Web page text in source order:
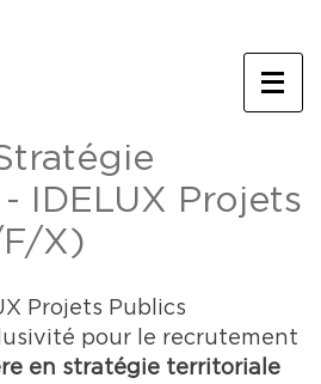
IDELUX Projets
X)
Projets Publics
pour le recrutement
en stratégie territoriale